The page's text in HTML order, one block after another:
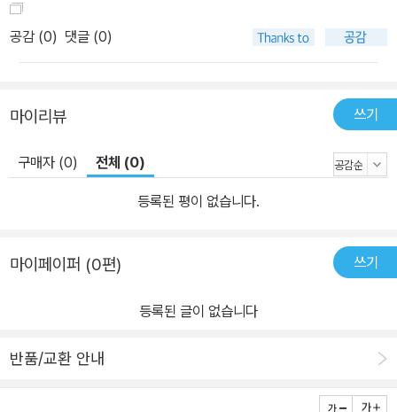
공감 (0) 댓글 (0)
마이리뷰 쓰기
구매자 (0) 전체 (0)
등록된 평이 없습니다.
마이페이퍼 (0편) 쓰기
등록된 글이 없습니다
반품/교환 안내